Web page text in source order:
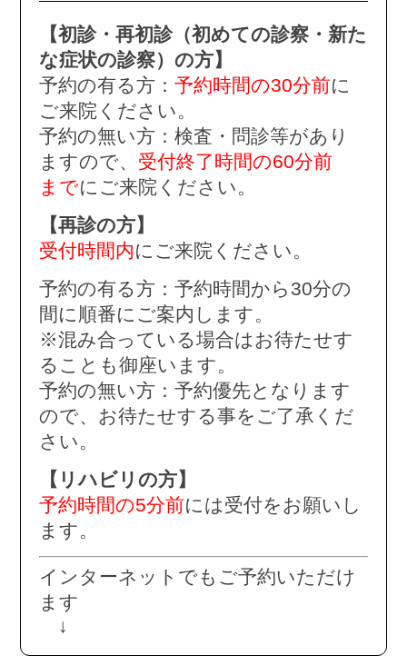
【初診・再初診（初めての診察・新た
な症状の診察）の方】
予約の有る方：予約時間の30分前に
ご来院ください。
予約の無い方：検査・問診等があり
ますので、 受付終了時間の60分前
までにご来院ください。
【再診の方】
受付時間内にご来院ください。
予約の有る方：予約時間から30分の
間に順番にご案内します。
※混み合っている場合はお待たせす
ることも御座います。
予約の無い方：予約優先となります
ので、お待たせする事をご了承くだ
さい。
【リハビリの方】
予約時間の5分前には受付をお願いし
ます。
インターネットでもご予約いただけ
ます
↓